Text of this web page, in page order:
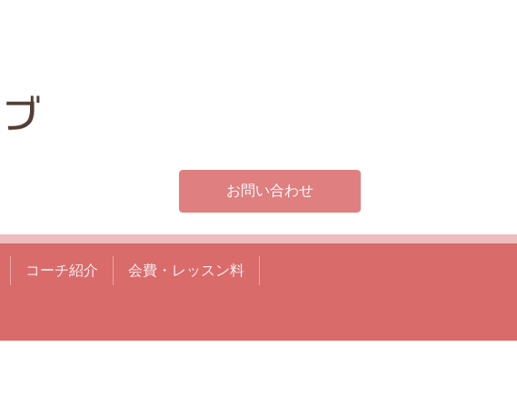
お問い合わせ
コーチ紹介 会費・レッスン料